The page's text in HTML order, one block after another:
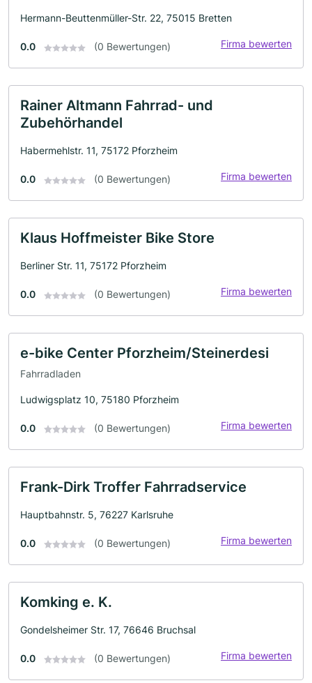
Hermann-Beuttenmüller-Str. 22, 75015 Bretten
0.0 (0 Bewertungen) Firma bewerten
Rainer Altmann Fahrrad- und
Zubehörhandel
Habermehlstr. 11, 75172 Pforzheim
0.0 (0 Bewertungen) Firma bewerten
Klaus Hoffmeister Bike Store
Berliner Str. 11, 75172 Pforzheim
0.0 (0 Bewertungen) Firma bewerten
e-bike Center Pforzheim/Steinerdesi
Fahrradladen
Ludwigsplatz 10, 75180 Pforzheim
0.0 (0 Bewertungen) Firma bewerten
Frank-Dirk Troffer Fahrradservice
Hauptbahnstr. 5, 76227 Karlsruhe
0.0 (0 Bewertungen) Firma bewerten
Komking e. K.
Gondelsheimer Str. 17, 76646 Bruchsal
0.0 (0 Bewertungen) Firma bewerten